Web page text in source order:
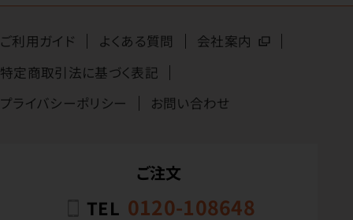
ご利用ガイド よくある質問
会社案内
特定商取引法に基づく表記
プライバシーポリシー
お問い合わせ
ご注文
TEL 0120-108648